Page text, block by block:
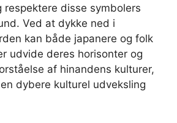
respektere disse symbolers
Ved at dykke ned i
kan både japanere og folk
udvide deres horisonter og
af hinandens kulturer,
dybere kulturel udveksling